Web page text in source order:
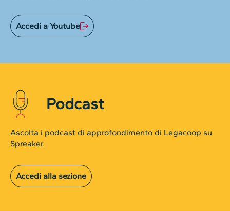
Accedi a Youtube
Podcast
Ascolta i podcast di approfondimento di Legacoop su
Spreaker.
Accedi alla sezione